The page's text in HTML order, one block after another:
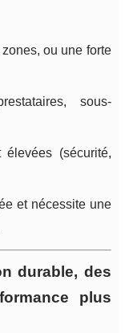
ou une forte
sous-
(sécurité,
et nécessite une
durable, des
plus